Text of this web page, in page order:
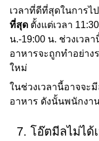
เวลาที่ดีที่สุดในการ
ที่สุด ตั้งแต่เวลา
น.-19:00 น. ช่วงเวลา
อาหารจะถูกทำอย่าง
ใหม่
ในช่วงเวลานี้อาจจะ
อาหาร ดังนั้นพนักงา
7. โอ๊ตมีลไม่ได้